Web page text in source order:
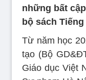
những bất
bộ sách
Từ năm học
tạo (Bộ
Giáo dục Việt